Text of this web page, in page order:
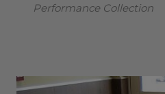
Performance Collection